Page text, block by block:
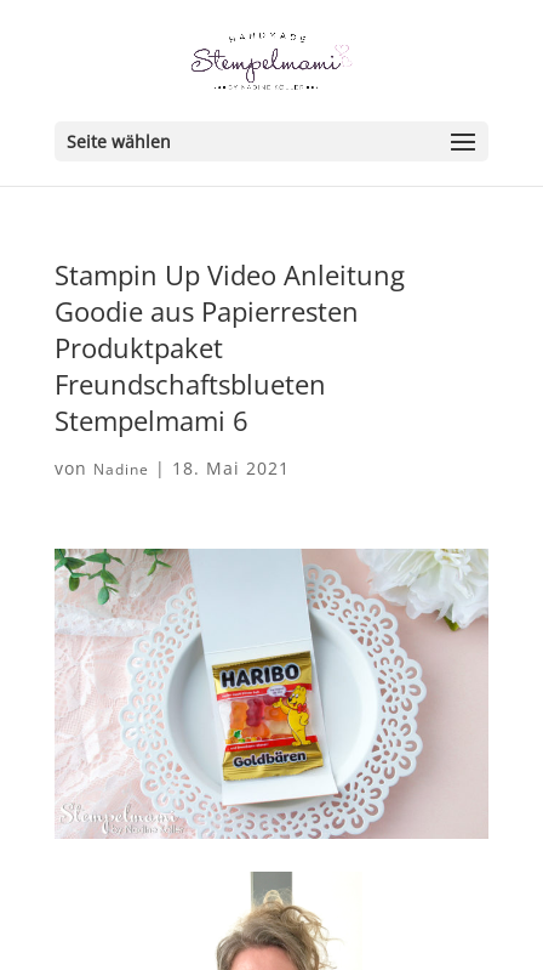
Seite wählen
Stampin Up Video Anleitung
Goodie aus Papierresten
Produktpaket
Freundschaftsblueten
Stempelmami 6
von Nadine | 18. Mai 2021